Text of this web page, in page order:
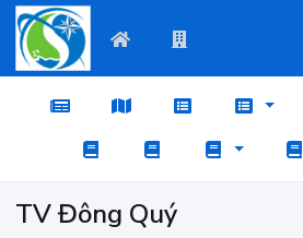
TV Đông Quý